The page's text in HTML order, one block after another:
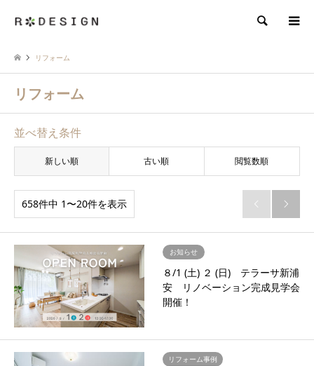
検索
リフォーム
リフォーム
並べ替え条件
新しい順 古い順 閲覧数順
658件中 1〜20件を表示  
お知らせ
８/1 (土) ２ (日) テラーサ新浦
安 リノベーション完成見学会
開催！
リフォーム事例